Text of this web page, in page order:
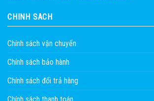
CHÍNH SÁCH
Chính sách vận chuyển
Chính sách bảo hành
Chính sách đổi trả hàng
Chính sách thanh toán